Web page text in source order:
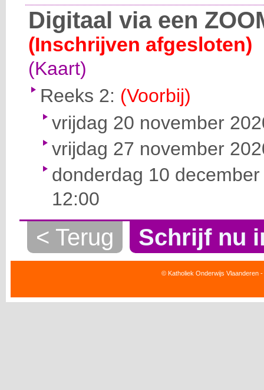
Digitaal via een
(Inschrijven afgesloten)
(Kaart)
Reeks 2: (Voorbij)
vrijdag 20 november
vrijdag 27 november
donderdag 10
12:00
< Terug Schrijf nu
© Katholiek Onderwijs Vlaanderen